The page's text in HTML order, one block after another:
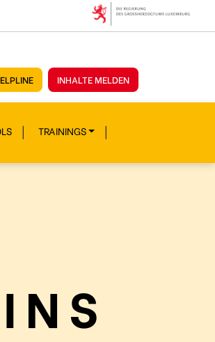
INHALTE MELDEN
TRAININGS